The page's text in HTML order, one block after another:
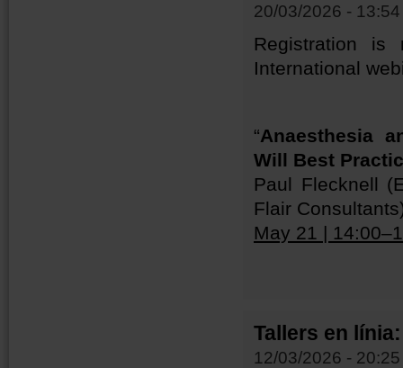
20/03/2026 - 13:54
Registration
International
“Anaesthesia
Will Best
Paul Flecknell
Flair
May 21 |
Tallers en
12/03/2026 - 20:25